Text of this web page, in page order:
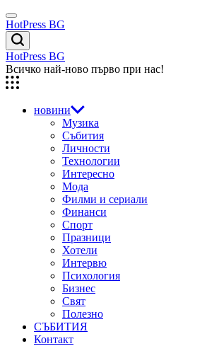
Skip
to
content
Menu
HotPress BG
Търсене
HotPress BG
Всичко най-ново първо при нас!
новини
Музика
Събития
Личности
Технологии
Интересно
Мода
Филми и сериали
Финанси
Спорт
Празници
Хотели
Интервю
Психология
Бизнес
Свят
Полезно
СЪБИТИЯ
Контакт